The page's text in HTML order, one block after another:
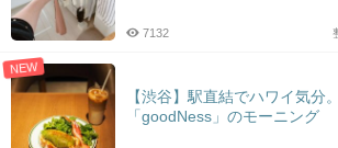
7132
NEW
【渋谷】駅直結でハワイ気分
「goodNess」のモーニング